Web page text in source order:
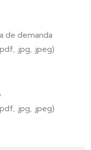
de demanda
.jpg, .jpeg)
.jpg, .jpeg)